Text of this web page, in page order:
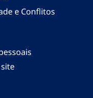
e Conflitos